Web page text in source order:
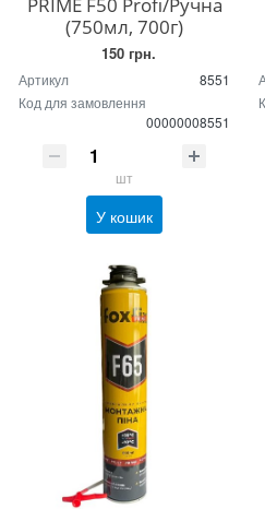
PRIME F50 Profi/Ручна
(750мл, 700г)
150 грн.
Артикул
8551
Код для замовлення
00000008551
шт
У кошик